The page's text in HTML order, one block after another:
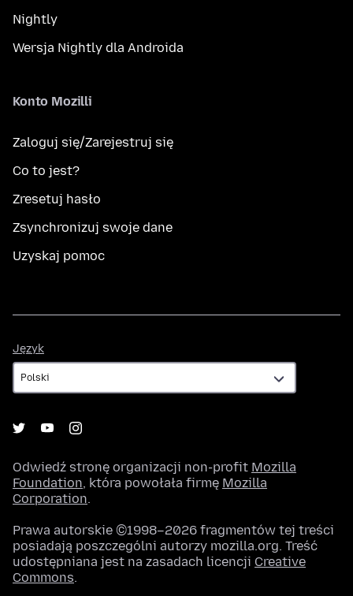
Nightly
Wersja Nightly dla Androida
Konto Mozilli
Zaloguj się/Zarejestruj się
Co to jest?
Zresetuj hasło
Zsynchronizuj swoje dane
Uzyskaj pomoc
Język
Odwiedź stronę organizacji non-profit Mozilla
Foundation, która powołała firmę Mozilla
Corporation.
Prawa autorskie ©1998–2026 fragmentów tej treści
posiadają poszczególni autorzy mozilla.org. Treść
udostępniana jest na zasadach licencji Creative
Commons.